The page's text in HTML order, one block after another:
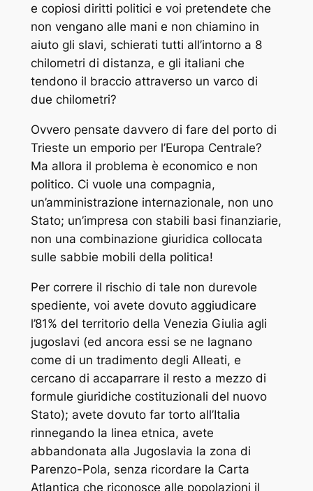
e copiosi diritti politici e voi pretendete che
non vengano alle mani e non chiamino in
aiuto gli slavi, schierati tutti all’intorno a 8
chilometri di distanza, e gli italiani che
tendono il braccio attraverso un varco di
due chilometri?
Ovvero pensate davvero di fare del porto di
Trieste un emporio per l’Europa Centrale?
Ma allora il problema è economico e non
politico. Ci vuole una compagnia,
un’amministrazione internazionale, non uno
Stato; un’impresa con stabili basi finanziarie,
non una combinazione giuridica collocata
sulle sabbie mobili della politica!
Per correre il rischio di tale non durevole
spediente, voi avete dovuto aggiudicare
l’81% del territorio della Venezia Giulia agli
jugoslavi (ed ancora essi se ne lagnano
come di un tradimento degli Alleati, e
cercano di accaparrare il resto a mezzo di
formule giuridiche costituzionali del nuovo
Stato); avete dovuto far torto all’Italia
rinnegando la linea etnica, avete
abbandonata alla Jugoslavia la zona di
Parenzo-Pola, senza ricordare la Carta
Atlantica che riconosce alle popolazioni il